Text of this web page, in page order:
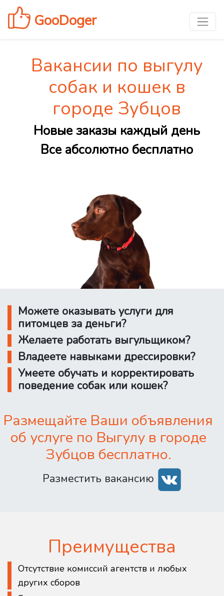
GooDoger
Вакансии по выгулу
собак и кошек в
городе Зубцов
Новые заказы каждый день
Все абсолютно бесплатно
Можете оказывать услуги для
питомцев за деньги?
Желаете работать выгульщиком?
Владеете навыками дрессировки?
Умеете обучать и корректировать
поведение собак или кошек?
Размещайте Ваши объявления
об услуге по Выгулу в городе
Зубцов бесплатно.
Разместить вакансию
Преимущества
Отсутствие комиссий агентств и любых
других сборов